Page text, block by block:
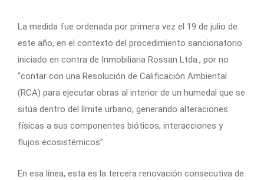
La medida fue ordenada por primera vez el 19 de julio de
este año, en el contexto del procedimiento sancionatorio
iniciado en contra de Inmobiliaria Rossan Ltda., por no
“contar con una Resolución de Calificación Ambiental
(RCA) para ejecutar obras al interior de un humedal que se
sitúa dentro del límite urbano, generando alteraciones
físicas a sus componentes bióticos, interacciones y
flujos ecosistémicos”.
En esa línea, esta es la tercera renovación consecutiva de